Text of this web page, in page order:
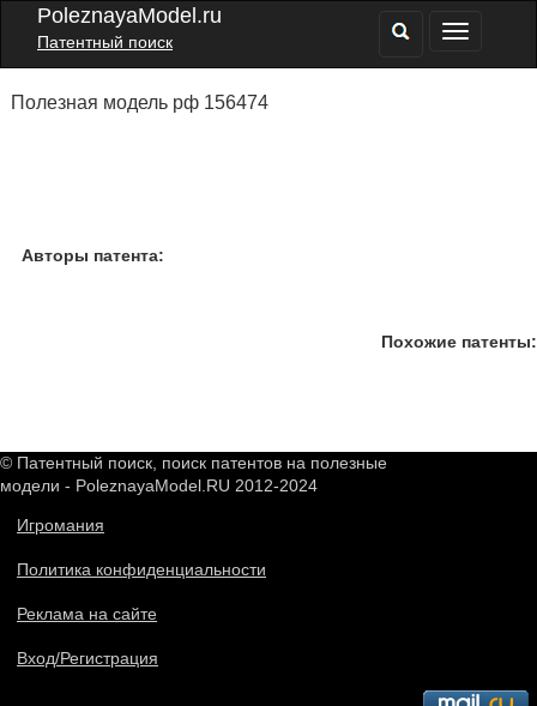
PoleznayaModel.ru
Патентный поиск
Полезная модель рф 156474
Авторы патента:
Похожие патенты:
© Патентный поиск, поиск патентов на полезные
модели - PoleznayaModel.RU 2012-2024
Игромания
Политика конфиденциальности
Реклама на сайте
Вход/Регистрация